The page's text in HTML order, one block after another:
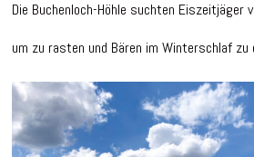
Die Buchenloch-Höhle suchten Eiszeitjäger
um zu rasten und Bären im Winterschlaf zu